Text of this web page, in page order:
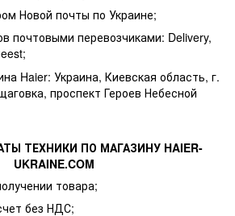
Новой почты по Украине;
почтовыми перевозчиками: Delivery,
Haier: Украина, Киевская область, г.
проспект Героев Небесной
ТЕХНИКИ ПО МАГАЗИНУ HAIER-
UKRAINE.COM
товара;
без НДС;